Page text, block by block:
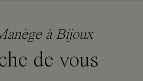
à Bijoux
de vous